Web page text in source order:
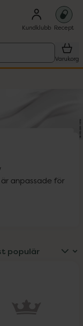
Kundklubb Recept
Varukorg
anpassade för